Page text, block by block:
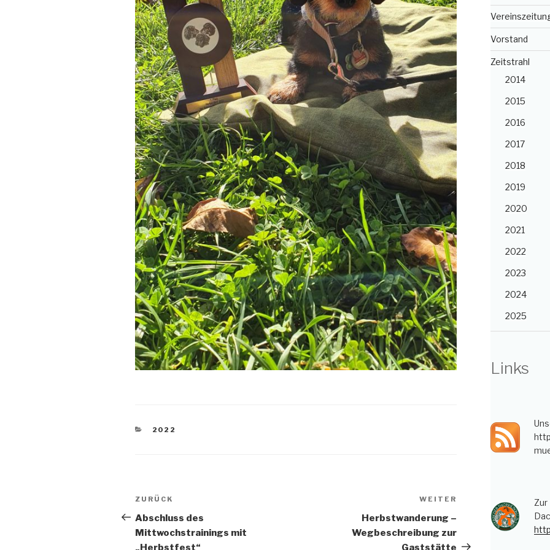
KATEGORIEN
2022
Beitragsnavigation
Vorheriger
Beitrag
ZURÜCK
Abschluss des
Mittwochstrainings mit
„Herbstfest“
Nächster
Beitrag
WEITER
Herbstwanderung –
Wegbeschreibung zur
Gaststätte
Vorstand
Zeitstrahl
2014
2015
2016
2017
2018
2019
2020
2021
2022
2023
2024
2025
Links